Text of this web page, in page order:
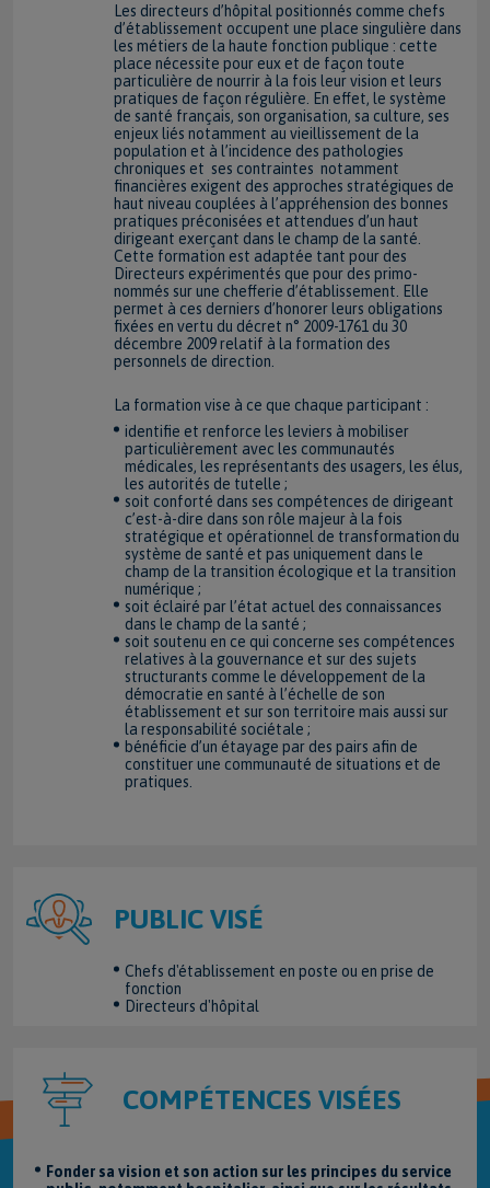
Les directeurs d’hôpital positionnés comme chefs
d’établissement occupent une place singulière dans
les métiers de la haute fonction publique : cette
place nécessite pour eux et de façon toute
particulière de nourrir à la fois leur vision et leurs
pratiques de façon régulière. En effet, le système
de santé français, son organisation, sa culture, ses
enjeux liés notamment au vieillissement de la
population et à l’incidence des pathologies
chroniques et ses contraintes notamment
financières exigent des approches stratégiques de
haut niveau couplées à l’appréhension des bonnes
pratiques préconisées et attendues d’un haut
dirigeant exerçant dans le champ de la santé.
Cette formation est adaptée tant pour des
Directeurs expérimentés que pour des primo-
nommés sur une chefferie d’établissement. Elle
permet à ces derniers d’honorer leurs obligations
fixées en vertu du décret n° 2009-1761 du 30
décembre 2009 relatif à la formation des
personnels de direction.
La formation vise à ce que chaque participant :
identifie et renforce les leviers à mobiliser
particulièrement avec les communautés
médicales, les représentants des usagers, les élus,
les autorités de tutelle ;
soit conforté dans ses compétences de dirigeant
c’est-à-dire dans son rôle majeur à la fois
stratégique et opérationnel de transformation du
système de santé et pas uniquement dans le
champ de la transition écologique et la transition
numérique ;
soit éclairé par l’état actuel des connaissances
dans le champ de la santé ;
soit soutenu en ce qui concerne ses compétences
relatives à la gouvernance et sur des sujets
structurants comme le développement de la
démocratie en santé à l’échelle de son
établissement et sur son territoire mais aussi sur
la responsabilité sociétale ;
bénéficie d’un étayage par des pairs afin de
constituer une communauté de situations et de
pratiques.
PUBLIC VISÉ
Chefs d'établissement en poste ou en prise de
fonction
Directeurs d'hôpital
COMPÉTENCES VISÉES
Fonder sa vision et son action sur les principes du service